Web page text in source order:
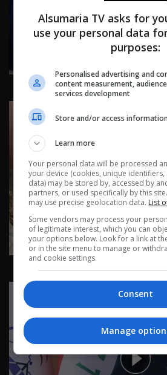
تتحول إلى مأساة دامـ_ـة | تقارير
في البصرة | تقارير اخبارية
Alsumaria TV asks for
use your personal data
purposes:
Personalised advertising and
content measurement,
services development
Store and/or access
Learn more
Your personal data will be processed
your device (cookies, unique
data) may be stored by, accessed by
partners, or used specifically by this
may use precise geolocation data. List
Some vendors may process your
of legitimate interest, which you can
your options below. Look for a link at
or in the site menu to manage or
and cookie settings.
Consent
Manage